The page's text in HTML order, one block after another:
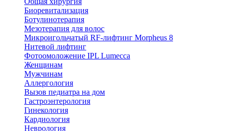
Биоревитализация
Ботулинотерапия
Мезотерапия для волос
Микроигольчатый RF-лифтинг Morpheus 8
Нитевой лифтинг
Фотоомоложение IPL Lumecca
Женщинам
Мужчинам
Аллергология
Вызов педиатра на дом
Гастроэнтерология
Гинекология
Кардиология
Неврология